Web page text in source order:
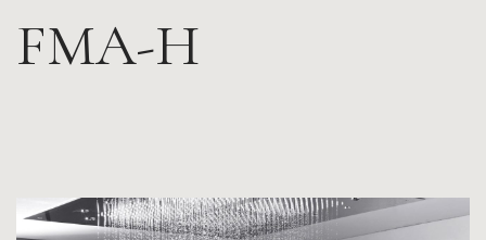
FMA-H